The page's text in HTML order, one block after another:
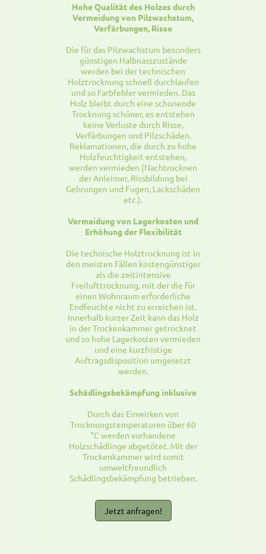
Hohe Qualität des Holzes durch
Vermeidung von Pilzwachstum,
Verfärbungen, Risse
Die für das Pilzwachstum besonders
günstigen Halbnasszustände
werden bei der technischen
Holztrocknung schnell durchlaufen
und so Farbfehler vermieden. Das
Holz bleibt durch eine schonende
Trocknung schöner, es entstehen
keine Verluste durch Risse,
Verfärbungen und Pilzschäden.
Reklamationen, die durch zu hohe
Holzfeuchtigkeit entstehen,
werden vermieden (Nachtrocknen
der Anleimer, Rissbildung bei
Gehrungen und Fugen, Lackschäden
etc.).
Vermeidung von Lagerkosten und
Erhöhung der Flexibilität
Die technische Holztrocknung ist in
den meisten Fällen kostengünstiger
als die zeitintensive
Freilufttrocknung, mit der die für
einen Wohnraum erforderliche
Endfeuchte nicht zu erreichen ist.
Innerhalb kurzer Zeit kann das Holz
in der Trockenkammer getrocknet
und so hohe Lagerkosten vermieden
und eine kurzfristige
Auftragsdisposition umgesetzt
werden.
Schädlingsbekämpfung inklusive
Durch das Einwirken von
Trocknungstemperaturen über 60
°C werden vorhandene
Holzschädlinge abgetötet. Mit der
Trockenkammer wird somit
umweltfreundlich
Schädlingsbekämpfung betrieben.
Jetzt anfragen!